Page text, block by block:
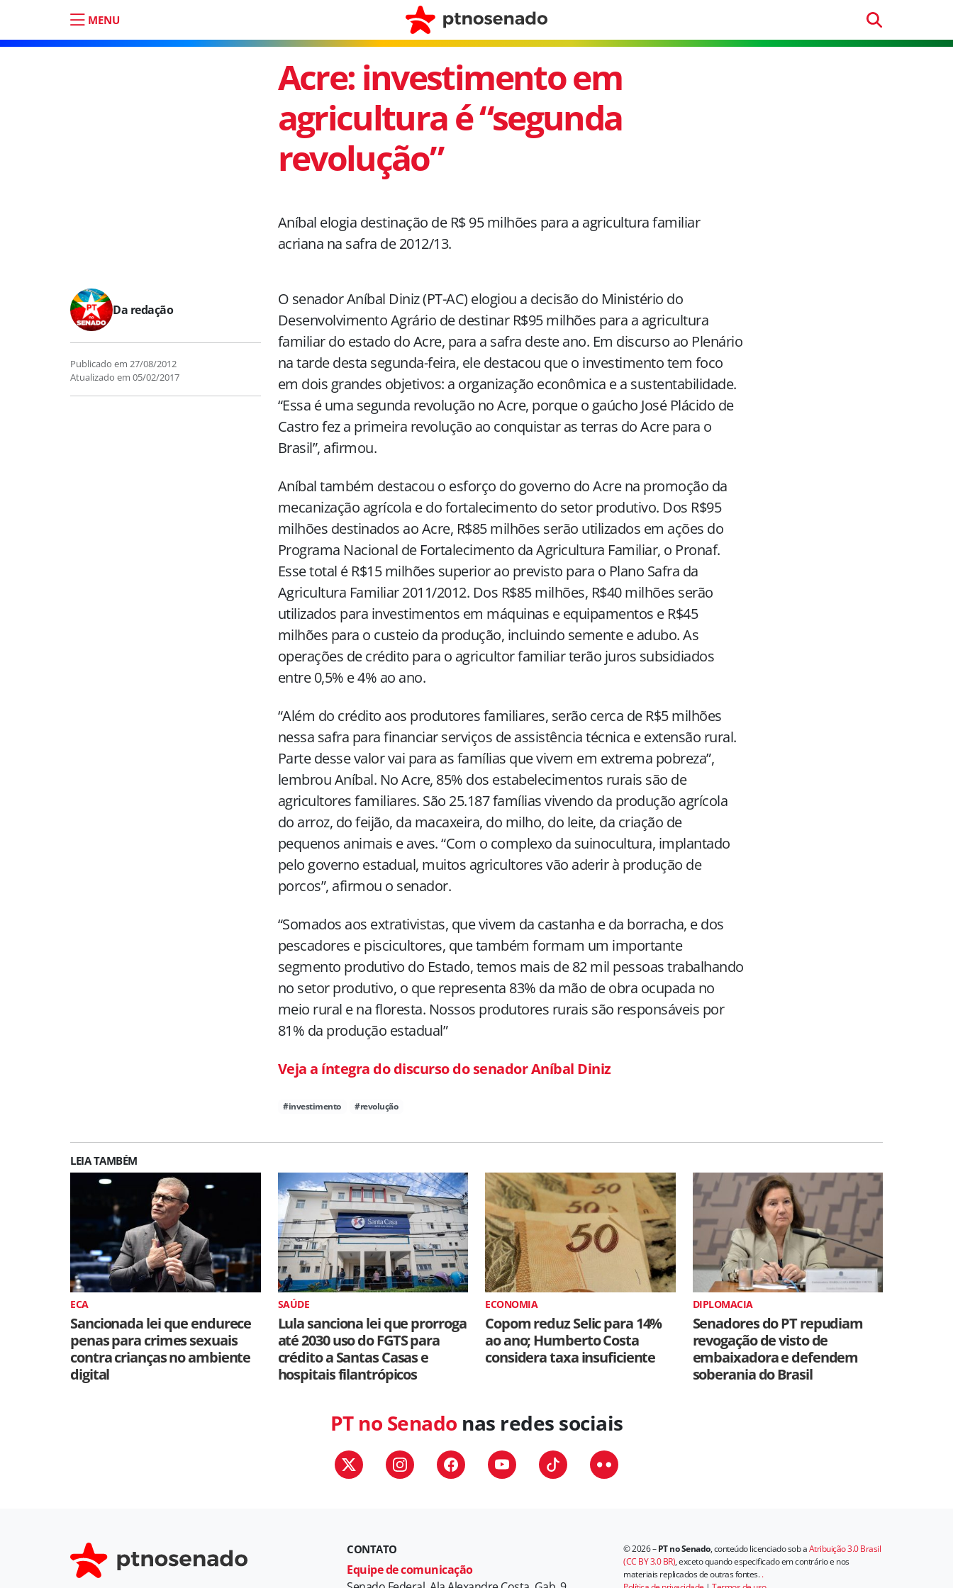
MENU
Acre: investimento em
agricultura é “segunda
revolução”
Aníbal elogia destinação de R$ 95 milhões para a agricultura familiar
acriana na safra de 2012/13.
Da redação
Publicado em 27/08/2012
Atualizado em 05/02/2017
O senador Aníbal Diniz (PT-AC) elogiou a decisão do Ministério do
Desenvolvimento Agrário de destinar R$95 milhões para a agricultura
familiar do estado do Acre, para a safra deste ano. Em discurso ao Plenário
na tarde desta segunda-feira, ele destacou que o investimento tem foco
em dois grandes objetivos: a organização econômica e a sustentabilidade.
“Essa é uma segunda revolução no Acre, porque o gaúcho José Plácido de
Castro fez a primeira revolução ao conquistar as terras do Acre para o
Brasil”, afirmou.
Aníbal também destacou o esforço do governo do Acre na promoção da
mecanização agrícola e do fortalecimento do setor produtivo. Dos R$95
milhões destinados ao Acre, R$85 milhões serão utilizados em ações do
Programa Nacional de Fortalecimento da Agricultura Familiar, o Pronaf.
Esse total é R$15 milhões superior ao previsto para o Plano Safra da
Agricultura Familiar 2011/2012. Dos R$85 milhões, R$40 milhões serão
utilizados para investimentos em máquinas e equipamentos e R$45
milhões para o custeio da produção, incluindo semente e adubo. As
operações de crédito para o agricultor familiar terão juros subsidiados
entre 0,5% e 4% ao ano.
“Além do crédito aos produtores familiares, serão cerca de R$5 milhões
nessa safra para financiar serviços de assistência técnica e extensão rural.
Parte desse valor vai para as famílias que vivem em extrema pobreza”,
lembrou Aníbal. No Acre, 85% dos estabelecimentos rurais são de
agricultores familiares. São 25.187 famílias vivendo da produção agrícola
do arroz, do feijão, da macaxeira, do milho, do leite, da criação de
pequenos animais e aves. “Com o complexo da suinocultura, implantado
pelo governo estadual, muitos agricultores vão aderir à produção de
porcos”, afirmou o senador.
“Somados aos extrativistas, que vivem da castanha e da borracha, e dos
pescadores e piscicultores, que também formam um importante
segmento produtivo do Estado, temos mais de 82 mil pessoas trabalhando
no setor produtivo, o que representa 83% da mão de obra ocupada no
meio rural e na floresta. Nossos produtores rurais são responsáveis por
81% da produção estadual”
Veja a íntegra do discurso do senador Aníbal Diniz
#investimento #revolução
LEIA TAMBÉM
ECA
Sancionada lei que endurece
penas para crimes sexuais
contra crianças no ambiente
digital
SAÚDE
Lula sanciona lei que prorroga
até 2030 uso do FGTS para
crédito a Santas Casas e
hospitais filantrópicos
ECONOMIA
Copom reduz Selic para 14%
ao ano; Humberto Costa
considera taxa insuficiente
DIPLOMACIA
Senadores do PT repudiam
revogação de visto de
embaixadora e defendem
soberania do Brasil
PT no Senado nas redes sociais
CONTATO
Equipe de comunicação
© 2026 –PT no Senado, conteúdo licenciado sob aAtribuição 3.0 Brasil
(CC BY 3.0 BR), exceto quando especificado em contrário e nos
materiais replicados de outras fontes..